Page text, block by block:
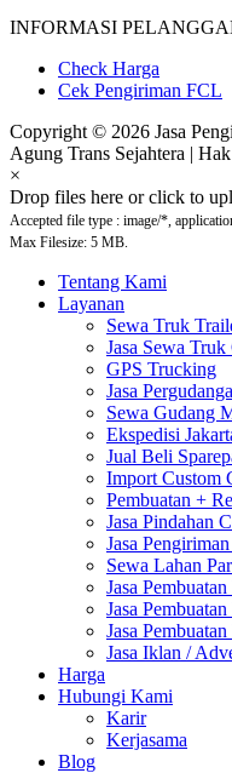
INFORMASI
Check Harga
Cek Pengiriman FCL
Copyright © 2026 Jasa
Agung Trans Sejahtera |
×
Drop files here or click to
Accepted file type : image/*,
Max Filesize: 5 MB.
Tentang Kami
Layanan
Sewa Truk
Jasa Sewa
GPS Trucking
Jasa
Sewa Gudang
Ekspedisi
Jual Beli
Import Custom
Pembuatan +
Jasa Pindahan
Jasa
Sewa Lahan
Jasa
Jasa
Jasa
Jasa Iklan /
Harga
Hubungi Kami
Karir
Kerjasama
Blog